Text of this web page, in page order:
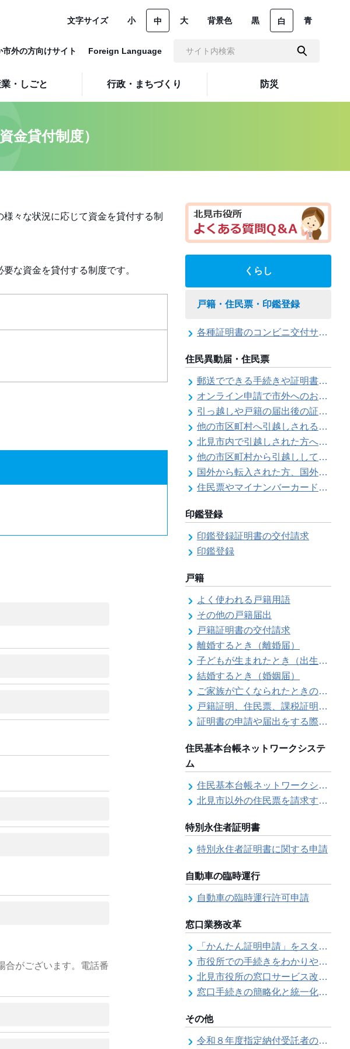
・しごと 行政・まちづくり 防災
文字サイズ 小 中 大 背景色 黒 白 青
市外の方向けサイト Foreign Language
金貸付制度）
々な状況に応じて資金を貸付する制
な資金を貸付する制度です。
合がございます。電話番
くらし
戸籍・住民票・印鑑登録
各種証明書のコンビニ交付サービス
住民異動届・住民票
郵送でできる手続きや証明書等の交付請求（住民票・戸籍・国民年金関係）
オンライン申請で市外へのお引越し手続き（転出届）ができます
引っ越しや戸籍の届出後の証明書発行可能日
他の市区町村へ引越しされる方へ（転出届）
北見市内で引越しされた方へ（転居届）
他の市区町村から引越しして来た方へ（転入届）
国外から転入された方、国外へ転出される方へ
住民票やマイナンバーカード、印鑑証明書に旧氏（旧姓）が併記できるようになりました！
印鑑登録
印鑑登録証明書の交付請求
印鑑登録
戸籍
よく使われる戸籍用語
その他の戸籍届出
戸籍証明書の交付請求
離婚するとき（離婚届）
子どもが生まれたとき（出生届）
結婚するとき（婚姻届）
ご家族が亡くなられたときの各種手続きのご案内（死亡届）
戸籍証明、住民票、課税証明書等の証明書を郵送で請求する際の本人確認
証明書の申請や届出をする際の本人確認
住民基本台帳ネットワークシステ
ム
住民基本台帳ネットワークシステム
北見市以外の住民票を請求する（住民票の広域交付）
特別永住者証明書
特別永住者証明書に関する申請
自動車の臨時運行
自動車の臨時運行許可申請
窓口業務改革
「かんたん証明申請」をスタートしました
市役所での手続きをわかりやすく！「手続きチェックシート」を導入しました
北見市役所の窓口サービス改善の取り組み経過
窓口手続きの簡略化と統一化の取り組みについて（ワンストップサービス推進事業）
その他
令和８年度指定納付受託者の指定について